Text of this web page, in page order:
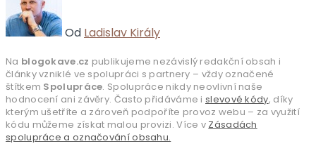
Od Ladislav Király
Na blogokave.cz publikujeme nezávislý redakční obsah i
články vzniklé ve spolupráci s partnery – vždy označené
štítkem Spolupráce. Spolupráce nikdy neovlivní naše
hodnocení ani závěry. Často přidáváme islevové kódy, díky
kterým ušetříte a zároveň podpoříte provoz webu – za využití
kódu můžeme získat malou provizi. Více v Zásadách
spolupráce a označování obsahu.